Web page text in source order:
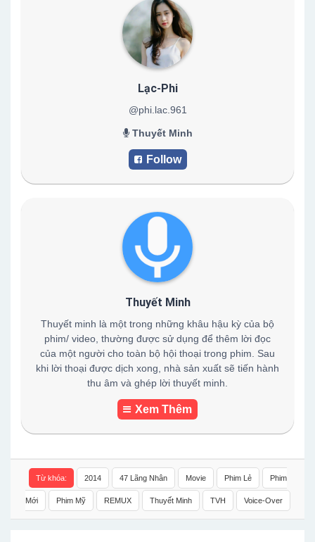
Lạc-Phi
@phi.lac.961
Thuyết Minh
Follow
Thuyết Minh
Thuyết minh là một trong những khâu hậu kỳ của bộ
phim/ video, thường được sử dụng để thêm lời đọc
của một người cho toàn bộ hội thoại trong phim. Sau
khi lời thoại được dịch xong, nhà sản xuất sẽ tiến hành
thu âm và ghép lời thuyết minh.
Xem Thêm
Từ khóa: 2014 47 Lãng Nhân Movie Phim Lẻ Phim
Mới Phim Mỹ REMUX Thuyết Minh TVH Voice-Over